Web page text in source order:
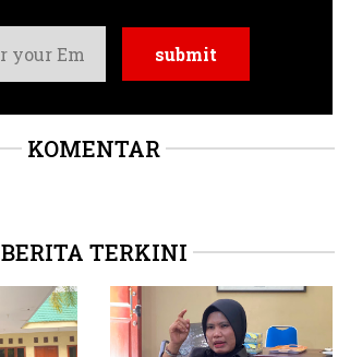
KOMENTAR
BERITA TERKINI